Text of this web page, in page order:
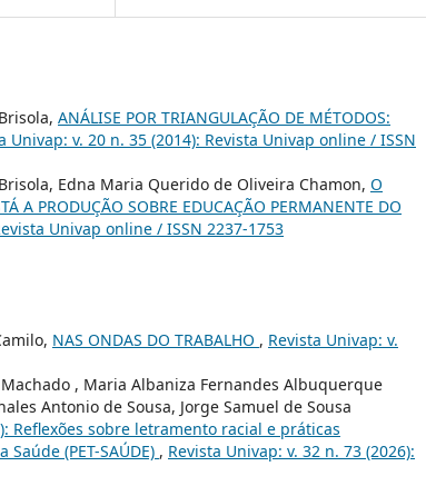
ANÁLISE POR TRIANGULAÇÃO DE MÉTODOS:
Univap: v. 20 n. 35 (2014): Revista Univap online / ISSN
Edna Maria Querido de Oliveira Chamon, O
A PRODUÇÃO SOBRE EDUCAÇÃO PERMANENTE DO
Univap online / ISSN 2237-1753
NAS ONDAS DO TRABALHO , Revista Univap: v.
, Maria Albaniza Fernandes Albuquerque
Antonio de Sousa, Jorge Samuel de Sousa
Reflexões sobre letramento racial e práticas
(PET-SAÚDE) , Revista Univap: v. 32 n. 73 (2026):